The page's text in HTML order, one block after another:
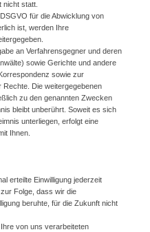
nicht statt.
für die Abwicklung von
ist, werden Ihre
an Verfahrensgegner und deren
sowie Gerichte und andere
sowie zur
Rechte. Die weitergegebenen
zu den genannten Zwecken
bleibt unberührt. Soweit es sich
unterliegen, erfolgt eine
Ihnen.
erteilte Einwilligung jederzeit
Folge, dass wir die
beruhte, für die Zukunft nicht
von uns verarbeiteten